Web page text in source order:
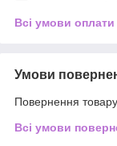
Всі умови оплати
Умови
Повернення
Всі умови